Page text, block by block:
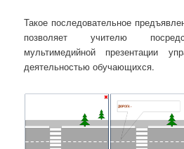
Такое последовательное
позволяет учителю
мультимедийной презентации
деятельностью обучающихся.